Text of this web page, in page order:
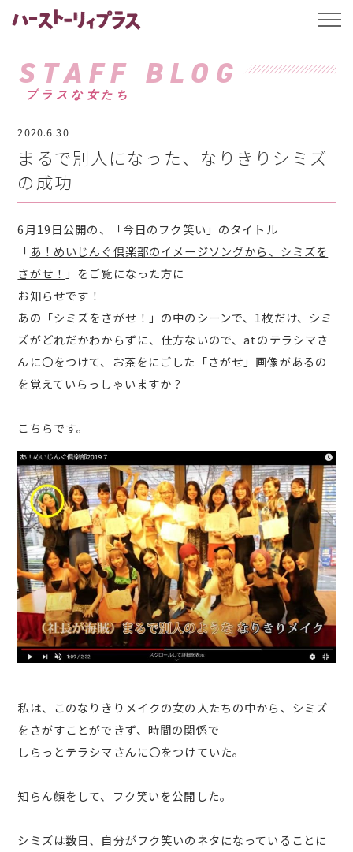
ハーストーリィプ
STAFF BLOG
プラスな女たち
2020.6.30
まるで別人になった、なりきりシミズ
の成功
6月19日公開の、「今日のフク笑い」のタイトル
「あ！めいじんぐ倶楽部のイメージソングから、シミズを
さがせ！ 」をご覧になった方に
お知らせです！
あの「シミズをさがせ！」の中のシーンで、1枚だけ、シミ
ズがどれだかわからずに、仕方ないので、atのテラシマさ
んに〇をつけて、お茶をにごした「さがせ」画像があるの
を覚えていらっしゃいますか？
こちらです。
私は、このなりきりメイクの女の人たちの中から、シミズ
をさがすことができず、時間の関係で
しらっとテラシマさんに〇をつけていた。
知らん顔をして、フク笑いを公開した。
シミズは数日、自分がフク笑いのネタになっていることに
t
l
n